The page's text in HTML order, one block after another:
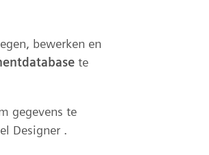
bewerken en
te
gegevens te
Designer .